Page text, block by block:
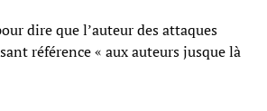
dire que l’auteur des attaques
référence « aux auteurs jusque là